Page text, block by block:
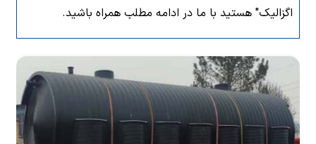
اگزالیک" هستید با ما در ادامه مطلب همراه باشید.